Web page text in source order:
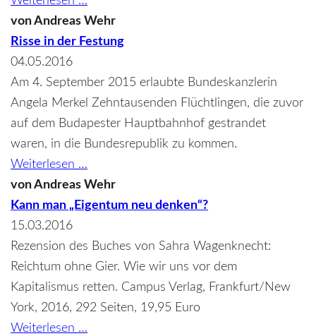
besondere
Beziehung
Anmerkungen
zur
Rolle
Großbritanniens
der
EU
vonAndreas Wehr
Risse in der Festung
04.05.2016
Am 4. September 2015 erlaubte Bundeskanzlerin
Angela Merkel Zehntausenden Flüchtlingen, die zuvor
auf dem Budapester Hauptbahnhof gestrandet
waren, in die Bundesrepublik zu kommen.
Weiterlesen …
in
der
vonAndreas Wehr
Kann man „Eigentum neu denken“?
15.03.2016
Rezension des Buches von Sahra Wagenknecht:
Reichtum ohne Gier. Wie wir uns vor dem
Kapitalismus retten. Campus Verlag, Frankfurt/New
York, 2016, 292 Seiten, 19,95 Euro
Weiterlesen …